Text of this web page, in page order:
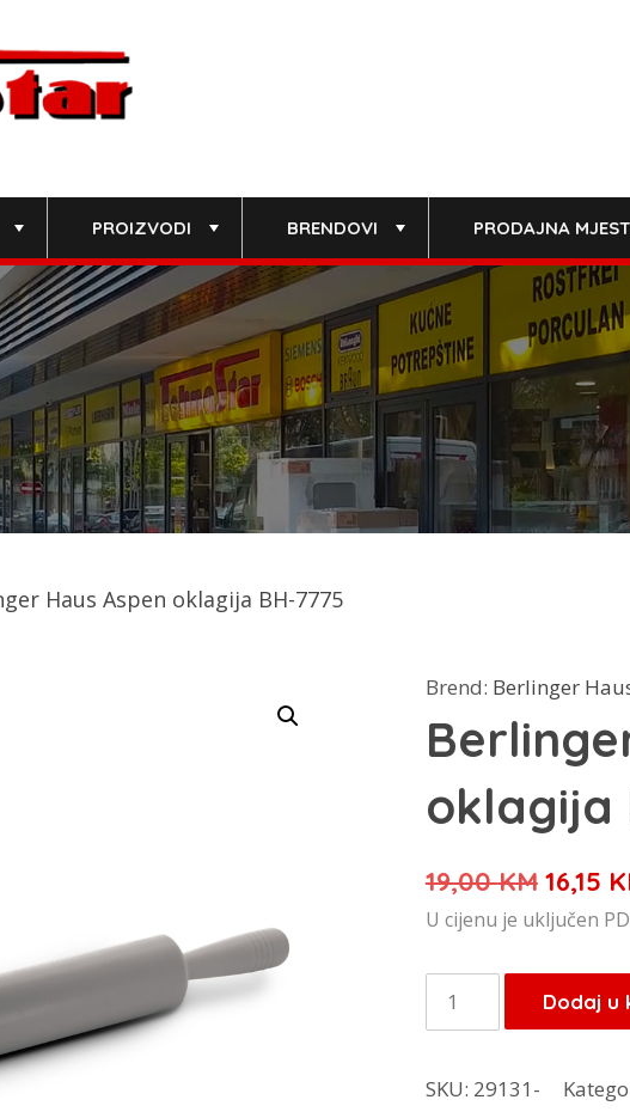
PROIZVODI BRENDOVI PRODAJNA
Haus Aspen oklagija BH-7775
Brend: Berlinger
oklagija
19,00KM
cijena
je:
19,00
16,15
U cijenu je uključen
Berlinger
Haus
oklagija
Dodaj u
SKU: 29131-